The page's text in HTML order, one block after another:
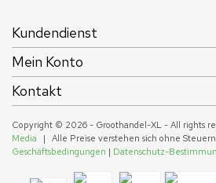
Kundendienst
Mein Konto
Kontakt
Copyright © 2026 - Groothandel-XL - All rights
Media
|
Alle Preise verstehen sich ohne Steuern
Geschäftsbedingungen | Datenschutz-